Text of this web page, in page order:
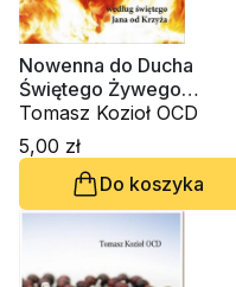
Nowenna do Ducha
Świętego Żywego
Płomienia Miłości według
św. Jana od Krzyża
Tomasz Kozioł OCD
5,00 zł
Do koszyka